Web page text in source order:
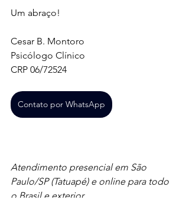
Um abraço!
Cesar B. Montoro
Psicólogo Clínico
CRP 06/72524
Contato por WhatsApp
Atendimento presencial em São
Paulo/SP (Tatuapé) e online para todo
o Brasil e exterior.